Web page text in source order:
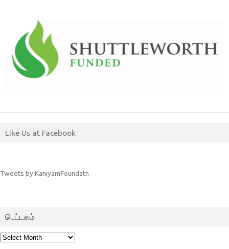
Like Us at Facebook
Tweets by KaniyamFoundatn
பெட்டகம்
பெட்டகம்